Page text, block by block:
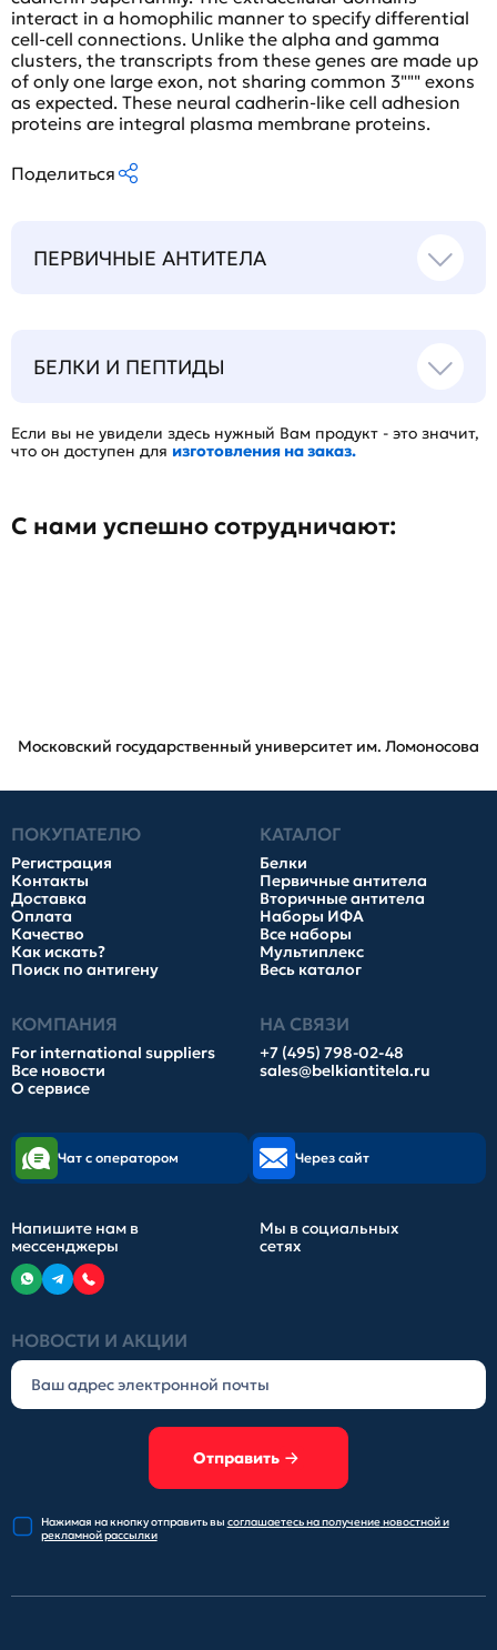
interact in a homophilic manner to specify differential
cell-cell connections. Unlike the alpha and gamma
clusters, the transcripts from these genes are made up
of only one large exon, not sharing common 3""" exons
as expected. These neural cadherin-like cell adhesion
proteins are integral plasma membrane proteins.
Поделиться
ПЕРВИЧНЫЕ АНТИТЕЛА
БЕЛКИ И ПЕПТИДЫ
Если вы не увидели здесь нужный Вам продукт - это значит,
что он доступен для изготовления на заказ.
С нами успешно сотрудничают:
Московский государственный университет им. Ломоносова
ПОКУПАТЕЛЮ
Регистрация
Контакты
Доставка
Оплата
Качество
Как искать?
Поиск по антигену
КАТАЛОГ
Белки
Первичные антитела
Вторичные антитела
Наборы ИФА
Все наборы
Мультиплекс
Весь каталог
КОМПАНИЯ
For international suppliers
Все новости
О сервисе
НА СВЯЗИ
+7 (495) 798-02-48
sales@belkiantitela.ru
НОВОСТИ И АКЦИИ
Отправить
Нажимая на кнопку отправитьвы соглашаетесь на получениеновостной и
рекламной рассылки
Чат с оператором Через сайт
Напишите нам в
мессенджеры
Мы в социальных
сетях